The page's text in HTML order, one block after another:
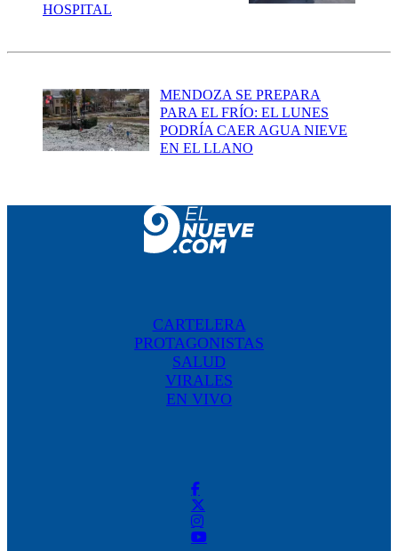
HOSPITAL
MENDOZA SE PREPARA
PARA EL FRÍO: EL LUNES
PODRÍA CAER AGUA NIEVE
EN EL LLANO
CARTELERA
PROTAGONISTAS
SALUD
VIRALES
EN VIVO